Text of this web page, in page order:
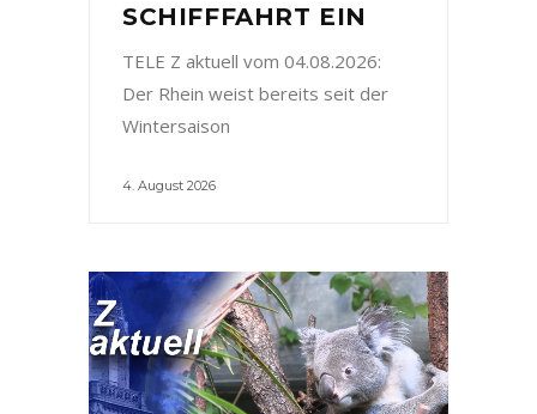
SCHIFFFAHRT EIN
TELE Z aktuell vom 04.08.2026:
Der Rhein weist bereits seit der
Wintersaison
4. August 2026